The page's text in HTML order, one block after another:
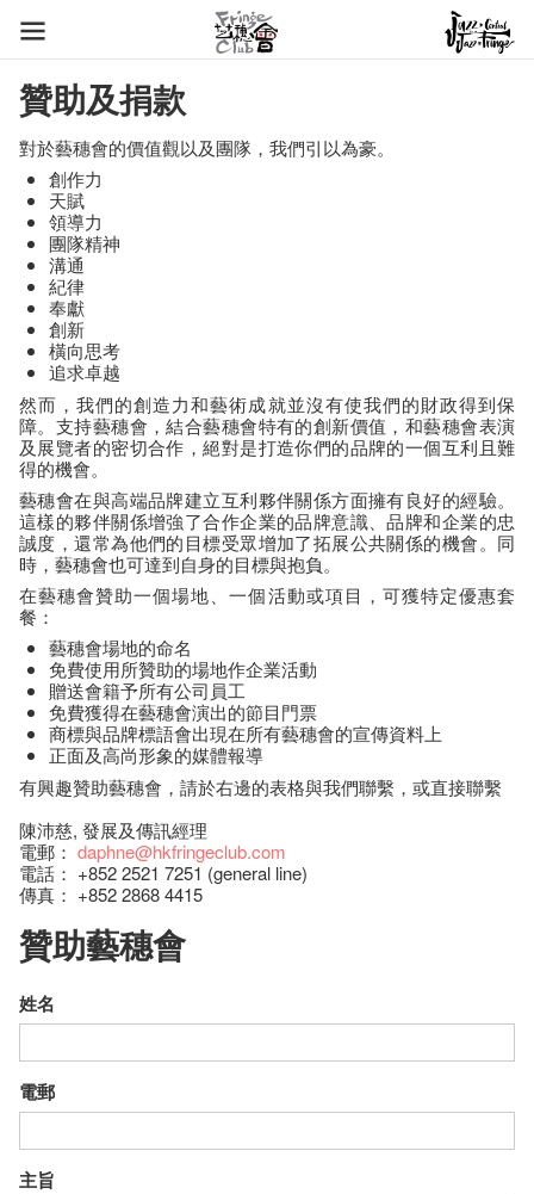
贊助及捐款
對於藝穗會的價值觀以及團隊，我們引以為豪。
創作力
天賦
領導力
團隊精神
溝通
紀律
奉獻
創新
橫向思考
追求卓越
然而，我們的創造力和藝術成就並沒有使我們的財政得到保
障。支持藝穗會，結合藝穗會特有的創新價值，和藝穗會表演
及展覽者的密切合作，絕對是打造你們的品牌的一個互利且難
得的機會。
藝穗會在與高端品牌建立互利夥伴關係方面擁有良好的經驗。
這樣的夥伴關係增強了合作企業的品牌意識、品牌和企業的忠
誠度，還常為他們的目標受眾增加了拓展公共關係的機會。同
時，藝穗會也可達到自身的目標與抱負。
在藝穗會贊助一個場地、一個活動或項目，可獲特定優惠套
餐：
藝穗會場地的命名
免費使用所贊助的場地作企業活動
贈送會籍予所有公司員工
免費獲得在藝穗會演出的節目門票
商標與品牌標語會出現在所有藝穗會的宣傳資料上
正面及高尚形象的媒體報導
有興趣贊助藝穗會，請於右邊的表格與我們聯繫，或直接聯繫
陳沛慈, 發展及傳訊經理
電郵： daphne@hkfringeclub.com
電話： +852 2521 7251 (general line)
傳真： +852 2868 4415
贊助藝穗會
姓名
電郵
主旨